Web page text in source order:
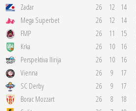
Zadar 26 12 14
Mega Superbet 26 12 14
FMP 26 11 15
Krka 26 10 16
Perspektiva Ilirija 26 10 16
Vienna 26 9 17
SC Derby 26 9 17
Borac Mozzart 26 8 18